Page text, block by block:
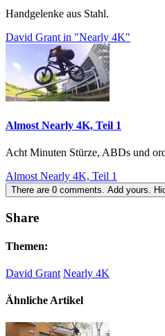
Handgelenke aus Stahl.
David Grant in "Nearly 4K"
Almost Nearly 4K, Teil 1
Acht Minuten Stürze, ABDs und
Almost Nearly 4K, Teil 1
There are 0 comments. Add yours.
Share
Themen:
David Grant Nearly 4K
Ähnliche Artikel